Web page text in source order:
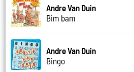
Andre Van Duin
Bim bam
Andre Van Duin
Bingo